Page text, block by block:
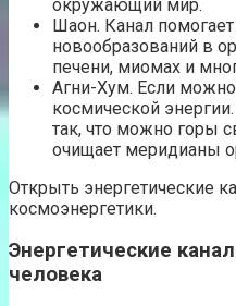
окружающий мир.
Шаон. Канал помогает
новообразований в
печени, миомах и
Агни-Хум. Если можно
космической
так, что можно горы
очищает меридианы
Открыть энергетические
космоэнергетики.
Энергетические
человека